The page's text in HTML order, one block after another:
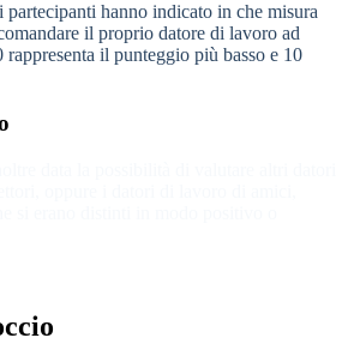
partecipanti hanno indicato in che misura
il proprio datore di lavoro ad
il punteggio più basso e 10